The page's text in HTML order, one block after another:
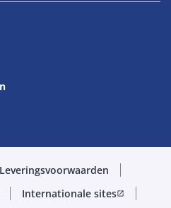
Leveringsvoorwaarden
Internationale sitesopen_in_new